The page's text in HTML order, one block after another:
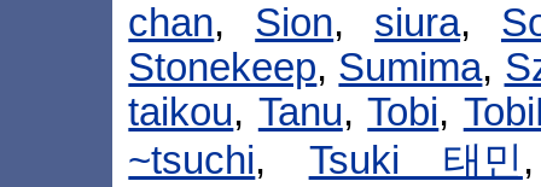
chan, Sion, siura,
Stonekeep, Sumima,
taikou, Tanu,Tobi,
~tsuchi, Tsuki 태민